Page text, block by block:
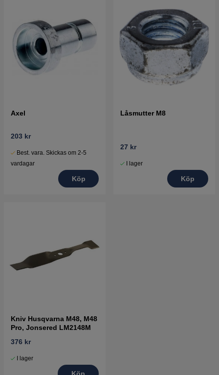
Axel
203 kr
Best. vara. Skickas om 2-5
vardagar
Köp
Låsmutter M8
27 kr
I lager
Köp
Kniv Husqvarna M48, M48
Pro, Jonsered LM2148M
376 kr
I lager
Köp